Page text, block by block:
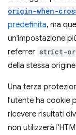
origin-when-
predefinita, ma
un'impostazione
referrer strict-
della stessa
Una terza
l'utente ha cookie
ricevere risultati
non utilizzerà